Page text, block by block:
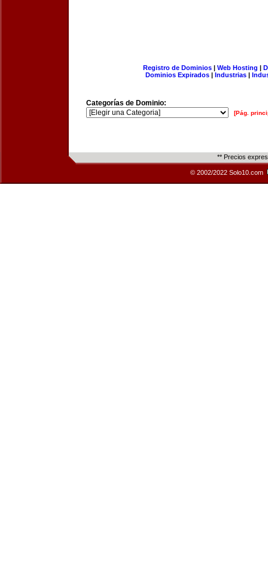
Registro de Dominios| Web Hosting |
Dominios Expirados | Industrias |
Categorías de Dominio:
[Pág.
** Precios
© 2002/2022 Solo10.com